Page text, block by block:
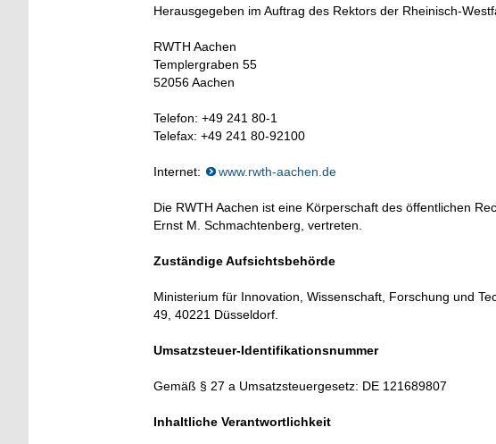
Herausgegeben im Auftrag des Rektors der Rheinisch-
RWTH Aachen
Templergraben 55
52056 Aachen
Telefon: +49 241 80-1
Telefax: +49 241 80-92100
Internet: www.rwth-aachen.de
Die RWTH Aachen ist eine Körperschaft des öffentlichen
Ernst M. Schmachtenberg, vertreten.
Zuständige Aufsichtsbehörde
Ministerium für Innovation, Wissenschaft, Forschung und
49, 40221 Düsseldorf.
Umsatzsteuer-Identifikationsnummer
Gemäß § 27 a Umsatzsteuergesetz: DE 121689807
Inhaltliche Verantwortlichkeit